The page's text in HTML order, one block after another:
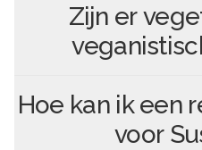
Zijn er
Hoe kan ik een
voor